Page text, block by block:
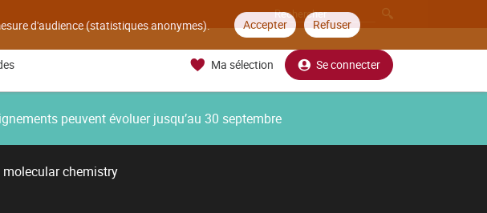
d'audience (statistiques anonymes). Accepter Refuser
Ma sélection Se connecter
peuvent évoluer jusqu’au 30 septembre
chemistry